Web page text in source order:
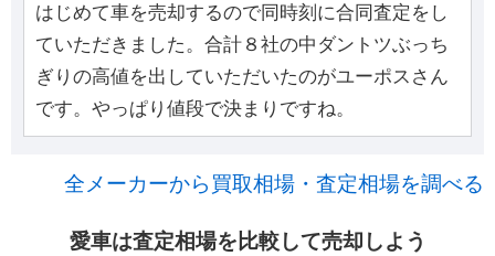
はじめて車を売却するので同時刻に合同査定をし
ていただきました。合計８社の中ダントツぶっち
ぎりの高値を出していただいたのがユーポスさん
です。やっぱり値段で決まりですね。
全メーカーから買取相場・査定相場を調べる
愛車は査定相場を比較して売却しよう